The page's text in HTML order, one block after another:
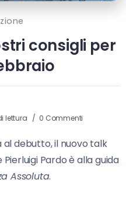
consigli per
lettura 0 Commenti
al debutto, il nuovo talk
Pardo è alla guida
Assoluta.